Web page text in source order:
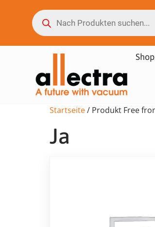
Shop
Startseite/ Produkt Free
Ja